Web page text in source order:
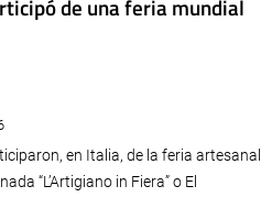
de una feria mundial
en Italia, de la feria artesanal
“L’Artigiano in Fiera” o El